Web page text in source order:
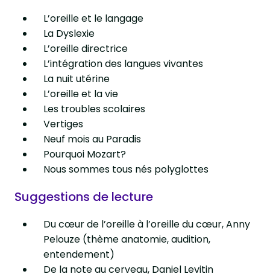
L’oreille et le langage
La Dyslexie
L’oreille directrice
L’intégration des langues vivantes
La nuit utérine
L’oreille et la vie
Les troubles scolaires
Vertiges
Neuf mois au Paradis
Pourquoi Mozart?
Nous sommes tous nés polyglottes
Suggestions de lecture
Du cœur de l’oreille à l’oreille du cœur, Anny
Pelouze (thème anatomie, audition,
entendement)
De la note au cerveau, Daniel Levitin